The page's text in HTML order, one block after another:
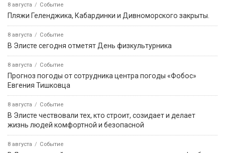
8 августа Событие
️Пляжи Геленджика, Кабардинки и Дивноморского закрыты.
8 августа Событие
В Элисте сегодня отметят День физкультурника
8 августа Событие
Прогноз погоды от сотрудника центра погоды «Фобос»
Евгения Тишковца
8 августа Событие
В Элисте чествовали тех, кто строит, созидает и делает
жизнь людей комфортной и безопасной
8 августа Событие